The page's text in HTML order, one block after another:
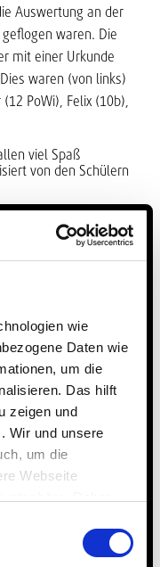
wie
Daten wie
um die
Das hilft
zeigen und
Wir und unsere
um die
Webseite
Auswertung an der
waren. Die
mit einer Urkunde
waren (von links)
PoWi), Felix (10b),
viel Spaß
von den Schülern